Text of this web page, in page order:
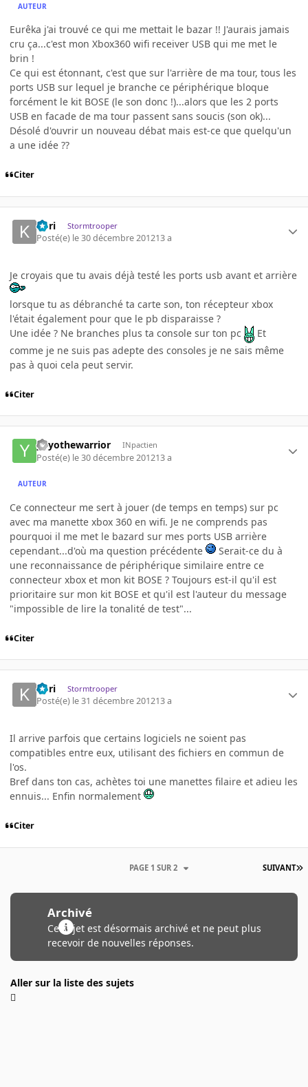
AUTEUR
Eurêka j'ai trouvé ce qui me mettait le bazar !! J'aurais jamais
cru ça...c'est mon Xbox360 wifi receiver USB qui me met le
brin !
Ce qui est étonnant, c'est que sur l'arrière de ma tour, tous les
ports USB sur lequel je branche ce périphérique bloque
forcément le kit BOSE (le son donc !)...alors que les 2 ports
USB en facade de ma tour passent sans soucis (son ok)...
Désolé d'ouvrir un nouveau débat mais est-ce que quelqu'un
a une idée ??
Citer
Kori Stormtrooper
Posté(e) le 30 décembre 201213 a
Je croyais que tu avais déjà testé les ports usb avant et arrière
lorsque tu as débranché ta carte son, ton récepteur xbox
l'était également pour que le pb disparaisse ?
Une idée ? Ne branches plus ta console sur ton pc
Et
comme je ne suis pas adepte des consoles je ne sais même
pas à quoi cela peut servir.
Citer
yoyothewarrior INpactien
Posté(e) le 30 décembre 201213 a
AUTEUR
Ce connecteur me sert à jouer (de temps en temps) sur pc
avec ma manette xbox 360 en wifi. Je ne comprends pas
pourquoi il me met le bazard sur mes ports USB arrière
cependant...d'où ma question précédente
Serait-ce du à
une reconnaissance de périphérique similaire entre ce
connecteur xbox et mon kit BOSE ? Toujours est-il qu'il est
prioritaire sur mon kit BOSE et qu'il est l'auteur du message
"impossible de lire la tonalité de test"...
Citer
Kori Stormtrooper
Posté(e) le 31 décembre 201213 a
Il arrive parfois que certains logiciels ne soient pas
compatibles entre eux, utilisant des fichiers en commun de
l'os.
Bref dans ton cas, achètes toi une manettes filaire et adieu les
ennuis... Enfin normalement
Citer
SUIVANT
PAGE 1 SUR 2
Archivé
Ce sujet est désormais archivé et ne peut plus
recevoir de nouvelles réponses.
Aller sur la liste des sujets